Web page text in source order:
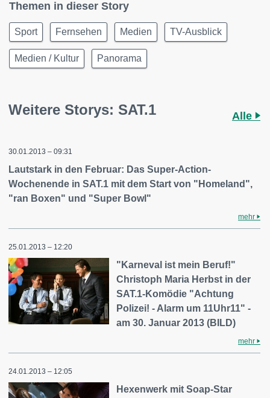
Themen in dieser Story
Sport Fernsehen Medien TV-Ausblick
Medien / Kultur Panorama
Weitere Storys: SAT.1 Alle
30.01.2013 – 09:31
Lautstark in den Februar: Das Super-Action-
Wochenende in SAT.1 mit dem Start von "Homeland",
"ran Boxen" und "Super Bowl"
mehr
25.01.2013 – 12:20
"Karneval ist mein Beruf!"
Christoph Maria Herbst in der
SAT.1-Komödie "Achtung
Polizei! - Alarm um 11Uhr11" -
am 30. Januar 2013 (BILD)
mehr
24.01.2013 – 12:05
Hexenwerk mit Soap-Star